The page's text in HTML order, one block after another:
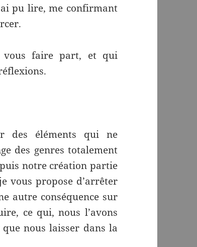
pu lire, me confirmant
vous faire part, et qui
des éléments qui ne
des genres totalement
notre création partie
vous propose d’arrêter
autre conséquence sur
ce qui, nous l’avons
nous laisser dans la